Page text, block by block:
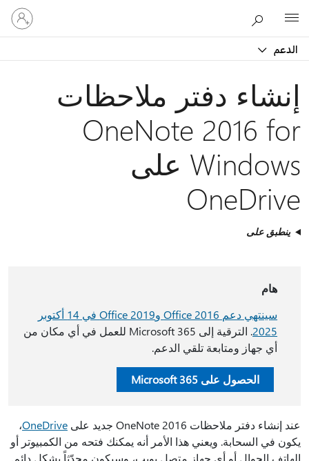
الدعم
تسجيل
الدخول
إلى
إنشاء دفتر ملاحظات
OneNote 2016 for
Windows على
OneDrive
ينطبق على
هام
سينتهي دعم Office 2016 وOffice 2019 في 14 أكتوبر
2025
. الترقية إلى Microsoft 365 للعمل في أي مكان من
أي جهاز ومتابعة تلقي الدعم.
الحصول على Microsoft 365
عند إنشاء دفتر ملاحظات OneNote 2016 جديد على OneDrive،
يكون في السحابة. ويعني هذا الأمر أنه يمكنك فتحه من الكمبيوتر أو
الهاتف الجوال أو أي جهاز متصل بويب، وسيكون محدّثاً بشكل دائم.